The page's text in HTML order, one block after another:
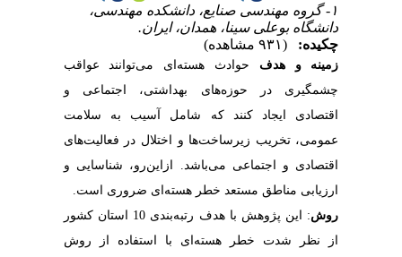
۱- گروه مهندسی صنایع، دانشکده مهندسی،
دانشگاه بوعلی سینا، همدان، ایران.
چکیده:
(۹۳۱ مشاهده)
زمینه و هدف حوادث هسته‌ای می‌توانند عواقب
چشمگیری در حوزه‌های بهداشتی، اجتماعی و
اقتصادی ایجاد کنند که شامل آسیب به سلامت
عمومی، تخریب زیرساخت‌ها و اختلال در فعالیت‌های
اقتصادی و اجتماعی می‌باشد. ازاین‌رو، شناسایی و
ارزیابی مناطق مستعد خطر هسته‌ای ضروری است.
روش
: این پژوهش با هدف رتبه‌بندی 10 استان کشور
از نظر شدت خطر هسته‌ای با استفاده از روش